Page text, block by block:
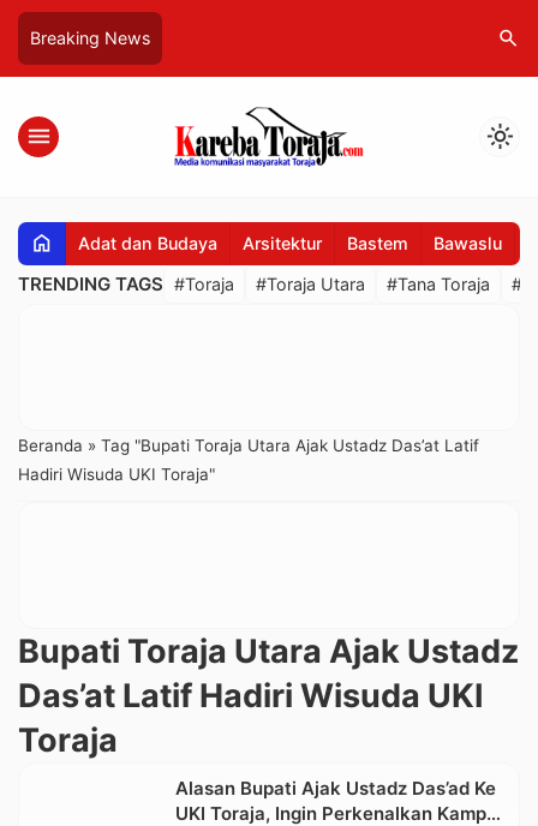
Breaking News search
menu light_mode
home Adat dan Budaya Arsitektur Bastem Bawaslu
TRENDING TAGS #Toraja #Toraja Utara #Tana Toraja
Beranda » Tag "Bupati Toraja Utara Ajak Ustadz Das’at Latif
Hadiri Wisuda UKI Toraja"
Bupati Toraja Utara Ajak Ustadz
Das’at Latif Hadiri Wisuda UKI
Toraja
Alasan Bupati Ajak Ustadz Das’ad Ke
UKI Toraja, Ingin Perkenalkan Kampus